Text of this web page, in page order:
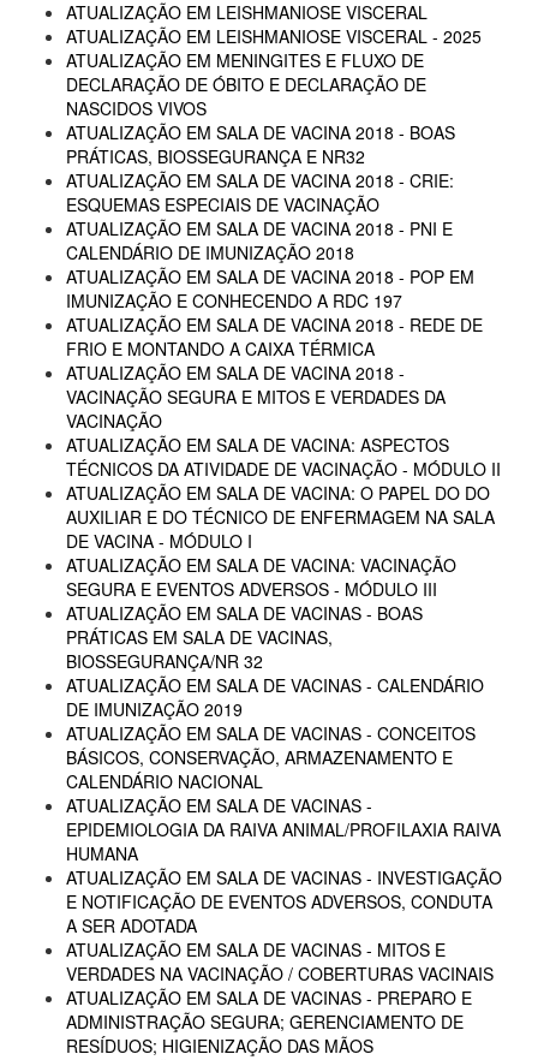
ATUALIZAÇÃO EM LEISHMANIOSE VISCERAL
ATUALIZAÇÃO EM LEISHMANIOSE VISCERAL - 2025
ATUALIZAÇÃO EM MENINGITES E FLUXO DE
DECLARAÇÃO DE ÓBITO E DECLARAÇÃO DE
NASCIDOS VIVOS
ATUALIZAÇÃO EM SALA DE VACINA 2018 - BOAS
PRÁTICAS, BIOSSEGURANÇA E NR32
ATUALIZAÇÃO EM SALA DE VACINA 2018 - CRIE:
ESQUEMAS ESPECIAIS DE VACINAÇÃO
ATUALIZAÇÃO EM SALA DE VACINA 2018 - PNI E
CALENDÁRIO DE IMUNIZAÇÃO 2018
ATUALIZAÇÃO EM SALA DE VACINA 2018 - POP EM
IMUNIZAÇÃO E CONHECENDO A RDC 197
ATUALIZAÇÃO EM SALA DE VACINA 2018 - REDE DE
FRIO E MONTANDO A CAIXA TÉRMICA
ATUALIZAÇÃO EM SALA DE VACINA 2018 -
VACINAÇÃO SEGURA E MITOS E VERDADES DA
VACINAÇÃO
ATUALIZAÇÃO EM SALA DE VACINA: ASPECTOS
TÉCNICOS DA ATIVIDADE DE VACINAÇÃO - MÓDULO II
ATUALIZAÇÃO EM SALA DE VACINA: O PAPEL DO DO
AUXILIAR E DO TÉCNICO DE ENFERMAGEM NA SALA
DE VACINA - MÓDULO I
ATUALIZAÇÃO EM SALA DE VACINA: VACINAÇÃO
SEGURA E EVENTOS ADVERSOS - MÓDULO III
ATUALIZAÇÃO EM SALA DE VACINAS - BOAS
PRÁTICAS EM SALA DE VACINAS,
BIOSSEGURANÇA/NR 32
ATUALIZAÇÃO EM SALA DE VACINAS - CALENDÁRIO
DE IMUNIZAÇÃO 2019
ATUALIZAÇÃO EM SALA DE VACINAS - CONCEITOS
BÁSICOS, CONSERVAÇÃO, ARMAZENAMENTO E
CALENDÁRIO NACIONAL
ATUALIZAÇÃO EM SALA DE VACINAS -
EPIDEMIOLOGIA DA RAIVA ANIMAL/PROFILAXIA RAIVA
HUMANA
ATUALIZAÇÃO EM SALA DE VACINAS - INVESTIGAÇÃO
E NOTIFICAÇÃO DE EVENTOS ADVERSOS, CONDUTA
A SER ADOTADA
ATUALIZAÇÃO EM SALA DE VACINAS - MITOS E
VERDADES NA VACINAÇÃO / COBERTURAS VACINAIS
ATUALIZAÇÃO EM SALA DE VACINAS - PREPARO E
ADMINISTRAÇÃO SEGURA; GERENCIAMENTO DE
RESÍDUOS; HIGIENIZAÇÃO DAS MÃOS